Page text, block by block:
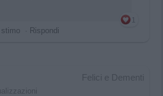
1
stimo Rispondi
Felici e Dementi